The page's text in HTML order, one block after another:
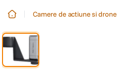
2.
Camere de actiune si drone